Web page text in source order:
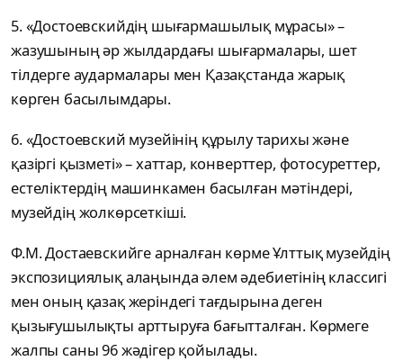
5.«Достоевскийдің шығармашылық мұрасы»–
жазушыныңәр жылдардағы шығармалары, шет
тілдерге аудармалары мен Қазақстанда жарық
көрген басылымдары.
6.«Достоевский музейінің құрылу тарихы және
қазіргі қызметі»–хаттар, конверттер, фотосуреттер,
естеліктердің машинкамен басылған мәтіндері,
музейдің жолкөрсеткіші.
Ф.М. Достаевскийге арналған көрмеҰлттық музейдің
экспозициялықалаңында әлем әдебиетінің классигі
мен оның қазақ жеріндегі тағдырына деген
қызығушылықты арттыруға бағытталған. Көрмеге
жалпы саны 96 жәдігер қойылады.